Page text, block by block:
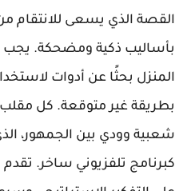
القصة الذي يسعى للانتقام
بأساليب ذكية ومضحكة. يجب
المنزل بحثًا عن أدوات
بطريقة غير متوقعة. كل مقلب
شعبية وودي بين الجمهور،
كبرنامج تلفزيوني ساخر. تقدم